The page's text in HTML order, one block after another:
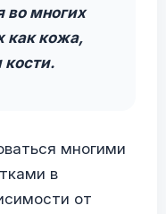
во многих
как кожа,
кости.
многими
в
от